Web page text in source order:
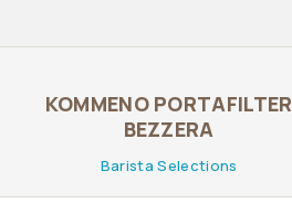
ΚΟΜΜΕΝΟ PORTAFILTER
BEZZERA
Barista Selections